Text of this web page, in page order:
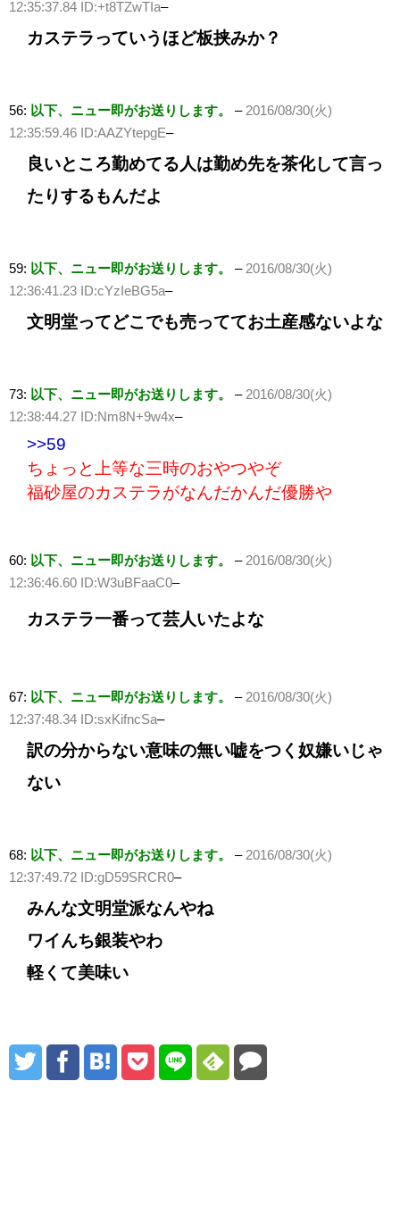
12:35:37.84 ID:+t8TZwTIa–
カステラっていうほど板挟みか？
56: 以下、ニュー即がお送りします。 –2016/08/30(火)
12:35:59.46 ID:AAZYtepgE–
良いところ勤めてる人は勤め先を茶化して言っ
たりするもんだよ
59: 以下、ニュー即がお送りします。 –2016/08/30(火)
12:36:41.23 ID:cYzIeBG5a–
文明堂ってどこでも売っててお土産感ないよな
73: 以下、ニュー即がお送りします。 –2016/08/30(火)
12:38:44.27 ID:Nm8N+9w4x–
>>59
ちょっと上等な三時のおやつやぞ
福砂屋のカステラがなんだかんだ優勝や
60: 以下、ニュー即がお送りします。 –2016/08/30(火)
12:36:46.60 ID:W3uBFaaC0–
カステラ一番って芸人いたよな
67: 以下、ニュー即がお送りします。 –2016/08/30(火)
12:37:48.34 ID:sxKifncSa–
訳の分からない意味の無い嘘をつく奴嫌いじゃ
ない
68: 以下、ニュー即がお送りします。 –2016/08/30(火)
12:37:49.72 ID:gD59SRCR0–
みんな文明堂派なんやね
ワイんち銀装やわ
軽くて美味い